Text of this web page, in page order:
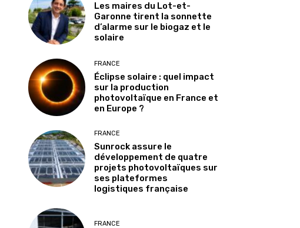
Les maires du Lot-et-
Garonne tirent la sonnette
d’alarme sur le biogaz et le
solaire
FRANCE
Éclipse solaire : quel impact
sur la production
photovoltaïque en France et
en Europe ?
FRANCE
Sunrock assure le
développement de quatre
projets photovoltaïques sur
ses plateformes
logistiques française
FRANCE